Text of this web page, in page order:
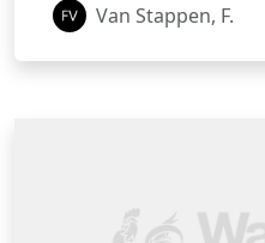
Van Stappen, F.